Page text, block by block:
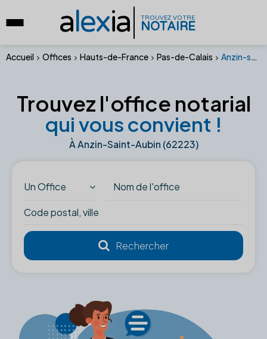
alexia TROUVEZ VOTRE
NOTAIRE
Accueil Offices Hauts-de-France Pas-de-Calais Anzin-saint-aubin (62223)
Trouvez l'office notarial
qui vous convient !
À Anzin-Saint-Aubin (62223)
Un Office